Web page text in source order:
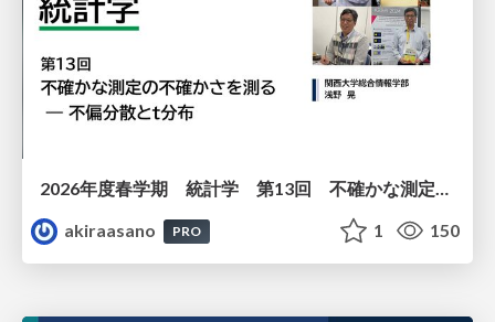
2026年度春学期 統計学 第13回 不確かな測定の不確かさを測る ― 不偏分散とt分布 (2026. 6. 25)
akiraasano
PRO 1 150